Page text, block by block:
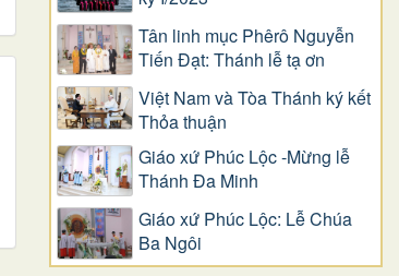
Tân linh mục Phêrô Nguyễn
Tiến Đạt: Thánh lễ tạ ơn
Việt Nam và Tòa Thánh ký kết
Thỏa thuận
Giáo xứ Phúc Lộc -Mừng lễ
Thánh Đa Minh
Giáo xứ Phúc Lộc: Lễ Chúa
Ba Ngôi